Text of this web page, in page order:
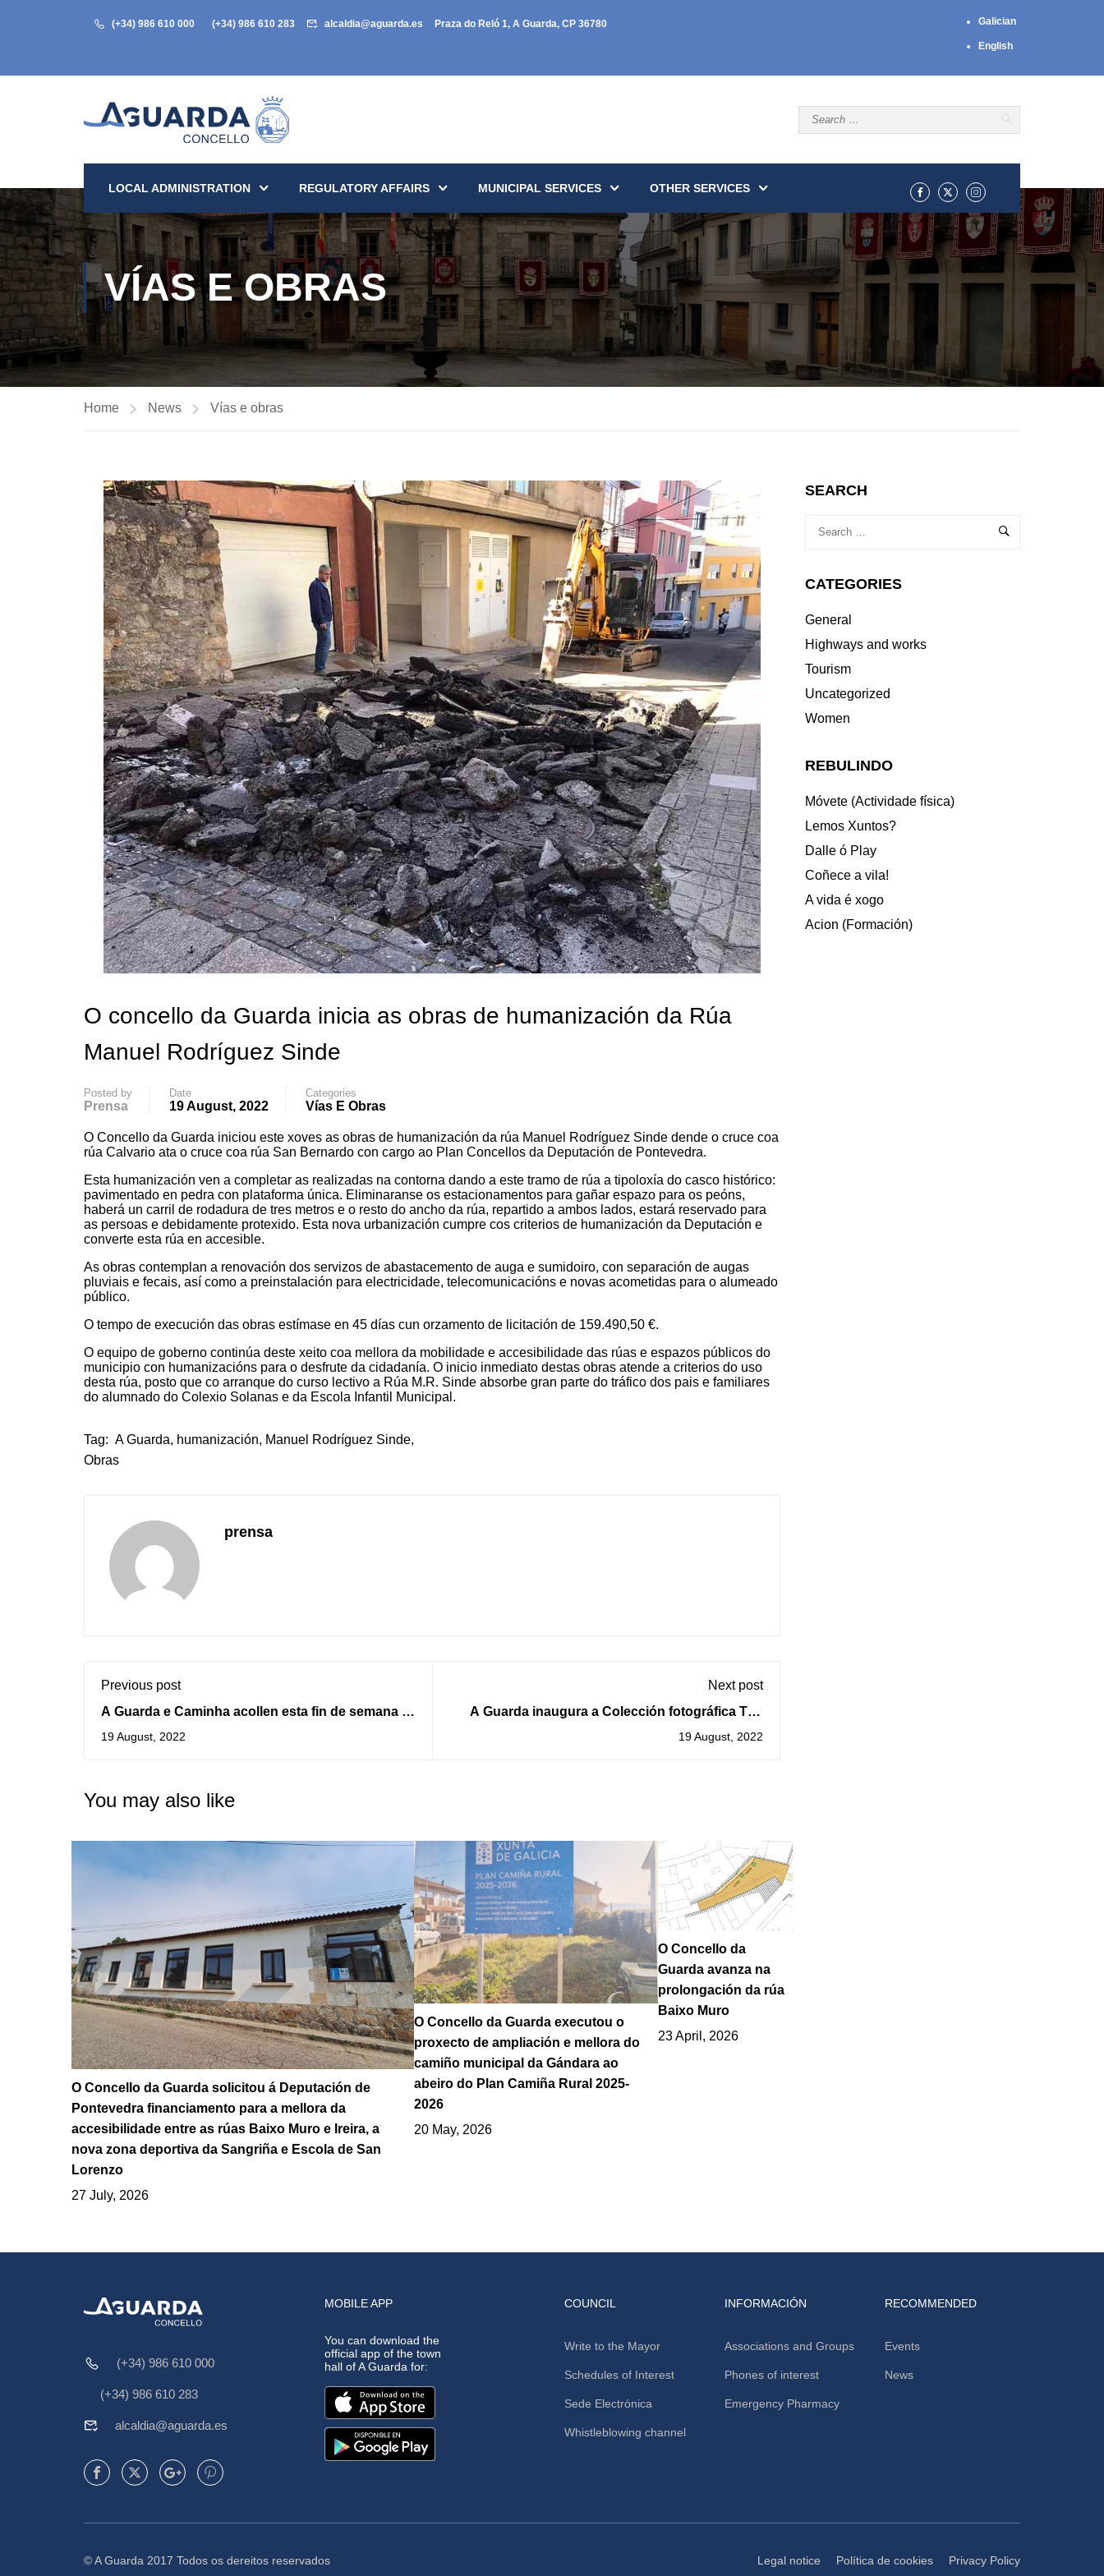
(+34) 986 610 000 (+34) 986 610 283 alcaldia@aguarda.es Praza do Reló 1, A Guarda, CP 36780 Galician
English
LOCAL ADMINISTRATION REGULATORY AFFAIRS MUNICIPAL SERVICES OTHER SERVICES
VÍAS E OBRAS
Home News Vías e obras
O concello da Guarda inicia as obras de humanización da Rúa
Manuel Rodríguez Sinde
Posted by
Prensa
Date
19 August, 2022
Categories
Vías E Obras
O Concello da Guarda iniciou este xoves as obras de humanización da rúa Manuel Rodríguez Sinde dende o cruce coa
rúa Calvario ata o cruce coa rúa San Bernardo con cargo ao Plan Concellos da Deputación de Pontevedra.
Esta humanización ven a completar as realizadas na contorna dando a este tramo de rúa a tipoloxía do casco histórico:
pavimentado en pedra con plataforma única. Eliminaranse os estacionamentos para gañar espazo para os peóns,
haberá un carril de rodadura de tres metros e o resto do ancho da rúa, repartido a ambos lados, estará reservado para
as persoas e debidamente protexido. Esta nova urbanización cumpre cos criterios de humanización da Deputación e
converte esta rúa en accesible.
As obras contemplan a renovación dos servizos de abastacemento de auga e sumidoiro, con separación de augas
pluviais e fecais, así como a preinstalación para electricidade, telecomunicacións e novas acometidas para o alumeado
público.
O tempo de execución das obras estímase en 45 días cun orzamento de licitación de 159.490,50 €.
O equipo de goberno continúa deste xeito coa mellora da mobilidade e accesibilidade das rúas e espazos públicos do
municipio con humanizacións para o desfrute da cidadanía. O inicio inmediato destas obras atende a criterios do uso
desta rúa, posto que co arranque do curso lectivo a Rúa M.R. Sinde absorbe gran parte do tráfico dos pais e familiares
do alumnado do Colexio Solanas e da Escola Infantil Municipal.
Tag: A Guarda, humanización, Manuel Rodríguez Sinde,
Obras
prensa
Previous post
A Guarda e Caminha acollen esta fin de semana a
III Feira do Libro Luso-Galaica
19 August, 2022
Next post
A Guarda inaugura a Colección fotográfica Tito
Lemos
19 August, 2022
You may also like
O Concello da Guarda solicitou á Deputación de
Pontevedra financiamento para a mellora da
accesibilidade entre as rúas Baixo Muro e Ireira, a
nova zona deportiva da Sangriña e Escola de San
Lorenzo
27 July, 2026
O Concello da Guarda executou o
proxecto de ampliación e mellora do
camiño municipal da Gándara ao
abeiro do Plan Camiña Rural 2025-
2026
20 May, 2026
O Concello da
Guarda avanza na
prolongación da rúa
Baixo Muro
23 April, 2026
SEARCH
CATEGORIES
General
Highways and works
Tourism
Uncategorized
Women
REBULINDO
Móvete (Actividade física)
Lemos Xuntos?
Dalle ó Play
Coñece a vila!
A vida é xogo
Acion (Formación)
(+34) 986 610 000
(+34) 986 610 283
alcaldia@aguarda.es
MOBILE APP
You can download the
official app of the town
hall of A Guarda for:
COUNCIL
Write to the Mayor
Schedules of Interest
Sede Electrónica
Whistleblowing channel
INFORMACIÓN
Associations and Groups
Phones of interest
Emergency Pharmacy
RECOMMENDED
Events
News
© A Guarda 2017 Todos os dereitos reservados Legal notice Política de cookies Privacy Policy